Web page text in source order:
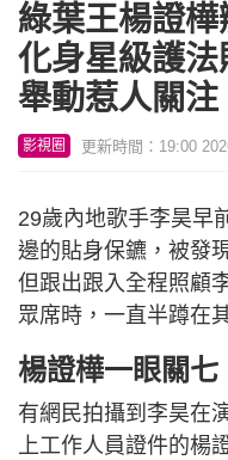
綠葉王楊證
化身星級護
舉動惹人關注
影視圈 更新時間：19:00
29歲內地歌手李昊早
邊的貼身保鑣，被發
但跟出跟入全程照顧
眾席時，一直半蹲在
楊證樺一眼關七
有網民拍攝到李昊在
上工作人員證件的楊